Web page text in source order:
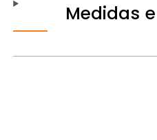
Medidas